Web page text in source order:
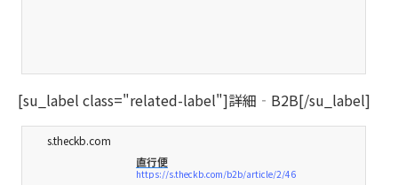
[su_label class="related-label"]詳細‐B2B[/su_label]
s.theckb.com
直行便
https://s.theckb.com/b2b/article/2/46